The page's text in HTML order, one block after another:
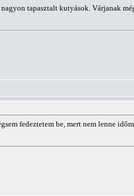
tapasztalt kutyások. Várjanak
fedeztetem be, mert nem lenne